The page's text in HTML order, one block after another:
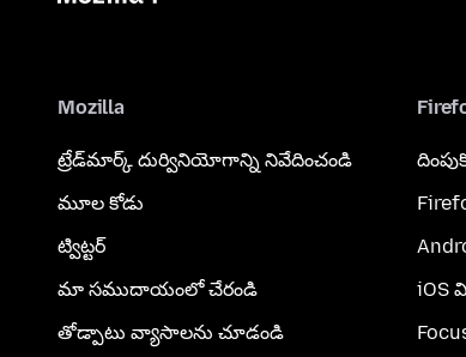
Mozilla
ట్రేడ్‌మార్క్ దుర్వినియోగాన్ని నివేదించండి
మూల కోడు
ట్విట్టర్
మా సముదాయంలో చేరండి
తోడ్పాటు వ్యాసాలను చూడండి
iOS